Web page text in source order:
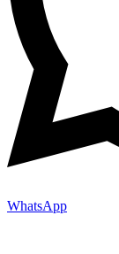
WhatsApp